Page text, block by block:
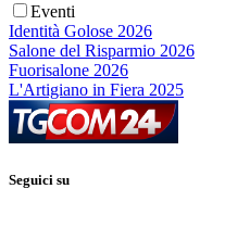
Eventi
Identità Golose 2026
Salone del Risparmio 2026
Fuorisalone 2026
L'Artigiano in Fiera 2025
Seguici su